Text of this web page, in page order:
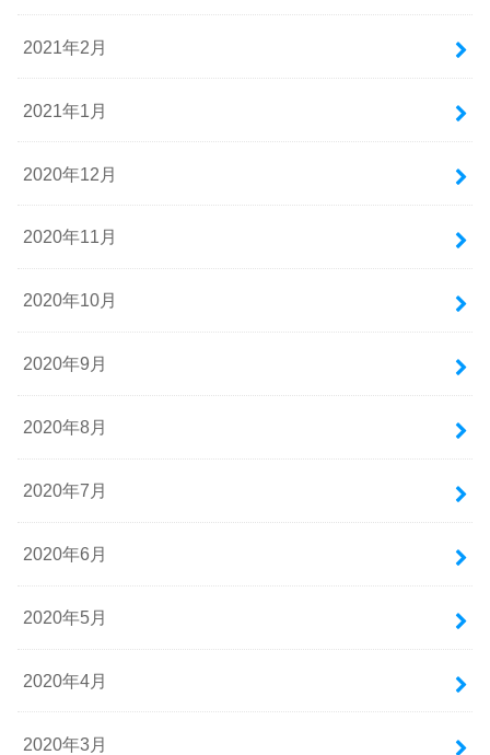
2021年2月
2021年1月
2020年12月
2020年11月
2020年10月
2020年9月
2020年8月
2020年7月
2020年6月
2020年5月
2020年4月
2020年3月